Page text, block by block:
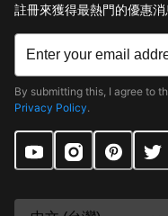
註冊來獲得最熱門的優惠消
By submitting this, I agree to
Privacy Policy.